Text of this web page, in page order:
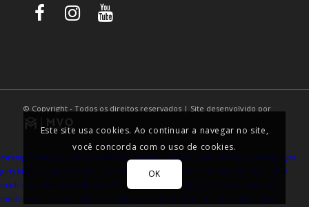
© Copyright - Todos os direitos reservados | Site desenvolvido por
Este site usa cookies. Ao continuar a navegar no site,
você concorda com o uso de cookies.
OK
mrking mrking giriş kingroyal kingroyal giriş kingroyal güncel kingroyal kingroyal
giriş kingroyal güncel madridbet madridbet giriş madridbet güncel madridbet
madridbet giriş madridbet güncel meritking meritking giriş meritking güncel
meritking adres meritking meritking giriş meritking güncel meritking adres